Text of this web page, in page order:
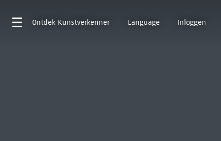
Ontdek Kunstverkenner Language Inloggen